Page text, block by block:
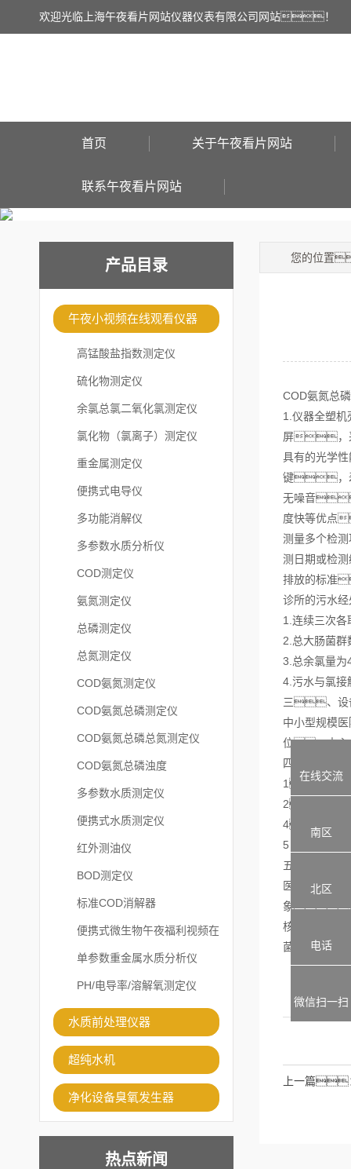
欢迎光临上海午夜看片网站仪器仪表有限公司网站！
首页 关于午夜看片网站
联系午夜看片网站
产品目录
午夜小视频在线观看仪器
高锰酸盐指数测定仪
硫化物测定仪
余氯总氯二氧化氯测定仪
氯化物（氯离子）测定仪
重金属测定仪
便携式电导仪
多功能消解仪
多参数水质分析仪
COD测定仪
氨氮测定仪
总磷测定仪
总氮测定仪
COD氨氮测定仪
COD氨氮总磷测定仪
COD氨氮总磷总氮测定仪
COD氨氮总磷浊度
多参数水质测定仪
便携式水质测定仪
红外测油仪
BOD测定仪
标准COD消解器
便携式微生物午夜福利视频在
线观看
单参数重金属水质分析仪
PH/电导率/溶解氧测定仪
水质前处理仪器
超纯水机
净化设备臭氧发生器
热点新闻
您的位置
COD氨氮总
1.仪器全塑
屏，
具有的光学
键，
无噪音
度快等优点
测量多个检
测日期或检
排放的标准
诊所的污水
1.连续三次
2.总大肠菌
3.总余氯量
4.污水与氯
三、设
中小型规模
位、中
四、小型
1、占地
2，自
4、外表
5 缓释消毒器
五、设
医疗门诊部
象，
核酸，
菌、病
上一篇
在线交流
南区
北区
电话
微信扫一扫